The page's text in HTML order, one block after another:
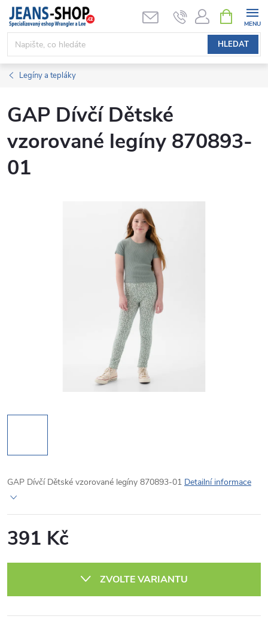
Přejít
obsah
HLEDAT
NÁKUPNÍ
KOŠÍK
Legíny a tepláky
GAP Dívčí Dětské
vzorované legíny 870893-
01
GAP Dívčí Dětské vzorované legíny 870893-01 Detailní informace
391 Kč
ZVOLTE VARIANTU